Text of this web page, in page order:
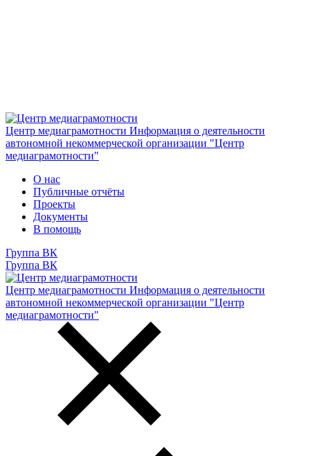
Центр медиаграмотности Информация о деятельности
автономной некоммерческой организации "Центр
медиаграмотности"
О нас
Публичные отчёты
Проекты
Документы
В помощь
Группа ВК
Группа ВК
Центр медиаграмотности Информация о деятельности
автономной некоммерческой организации "Центр
медиаграмотности"